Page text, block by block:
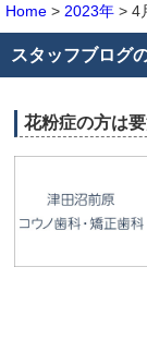
Home > 2023年 > 4
スタッフブログ
花粉症の方は